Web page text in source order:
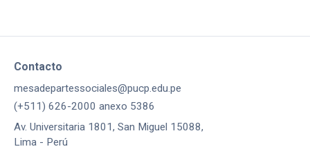
Contacto
mesadepartessociales@pucp.edu.pe
(+511) 626-2000 anexo 5386
Av. Universitaria 1801, San Miguel 15088,
Lima - Perú